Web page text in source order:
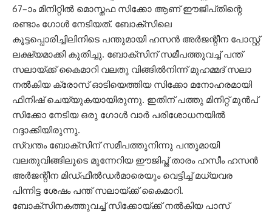
67–ാം മിനിറ്റിൽ മൊസ്തഫ സിക്കോ ആണ് ഈജിപ്‌തിന്റെ
രണ്ടാം ഗോൾ നേടിയത്. ബോക്സിലെ
കൂട്ടപ്പൊരിച്ചിലിനിടെ പന്തുമായി ഹസൻ അർജന്റീന പോസ്റ്റ്
ലക്ഷ്യമാക്കി കുതിച്ചു. ബോക്സിന് സമീപത്തുവച്ച് പന്ത്
സലായ്ക്ക് കൈമാറി വലതു വിങ്ങിൽനിന്ന് മുഹമ്മദ് സലാ
നൽകിയ ക്രോസ് ഓടിയെത്തിയ സിക്കോ മനോഹരമായി
ഫിനിഷ് ചെയ്യുകയായിരുന്നു. ഇതിന് പത്തു മിനിറ്റ് മുൻപ്
സിക്കോ നേടിയ ഒരു ഗോൾ വാർ പരിശോധനയിൽ
റദ്ദാക്കിയിരുന്നു.
സ്വന്തം ബോക്സിന് സമീപത്തുനിന്നു പന്തുമായി
വലതുവിങ്ങിലൂടെ മുന്നേറിയ ഈജിപ്ത് താരം ഹസീം ഹസൻ
അർജന്റീന മിഡ്ഫീൽഡർമാരെയും വെട്ടിച്ച് മധ്യവര
പിന്നിട്ട ശേഷം പന്ത് സലായ്ക്ക് കൈമാറി.
ബോക്സിനകത്തുവച്ച് സിക്കോയ്ക്ക് നൽകിയ പാസ്